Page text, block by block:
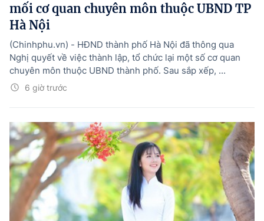
mối cơ quan chuyên môn thuộc UBND TP
Hà Nội
6 giờ trước
(Chinhphu.vn) - HĐND thành phố Hà Nội đã thông qua
Nghị quyết về việc thành lập, tổ chức lại một số cơ quan
chuyên môn thuộc UBND thành phố. Sau sắp xếp, ...